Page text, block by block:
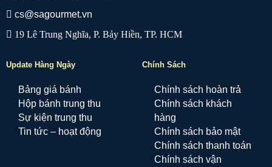
cs@sagourmet.vn
19 Lê Trung Nghĩa, P. Bảy Hiền, TP. HCM
Update Hàng Ngày
Bảng giá bánh
Hộp bánh trung thu
Sự kiện trung thu
Tin tức – hoạt động
Chính Sách
Chính sách hoàn trả
Chính sách khách
hàng
Chính sách bảo mật
Chính sách thanh toán
Chính sách vận